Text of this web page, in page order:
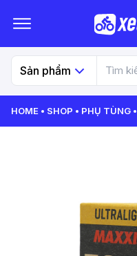
Sản phẩm
HOME SHOP PHỤ TÙNG